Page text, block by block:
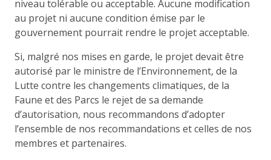
niveau tolérable ou acceptable. Aucune modification
au projet ni aucune condition émise par le
gouvernement pourrait rendre le projet acceptable.
Si, malgré nos mises en garde, le projet devait être
autorisé par le ministre de l’Environnement, de la
Lutte contre les changements climatiques, de la
Faune et des Parcs le rejet de sa demande
d’autorisation, nous recommandons d’adopter
l’ensemble de nos recommandations et celles de nos
membres et partenaires.